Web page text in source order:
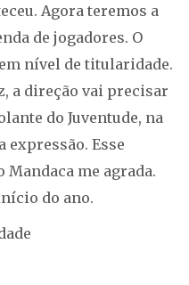
Agora teremos a
de jogadores. O
nível de titularidade.
a direção vai precisar
do Juventude, na
expressão. Esse
me agrada.
do ano.